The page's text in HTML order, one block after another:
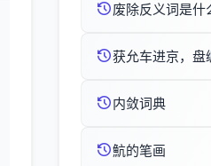
废除反义词是什
获允车进京，盘
内敛词典
魧的笔画